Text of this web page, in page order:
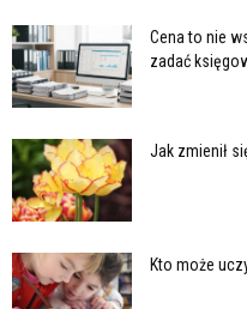
Cena to nie
zadać
Jak zmienił
Kto może